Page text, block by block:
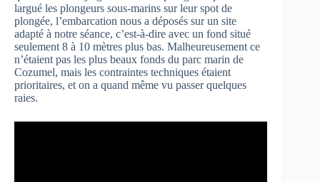
largué les plongeurs sous-marins sur leur spot de
plongée, l’embarcation nous a déposés sur un site
adapté à notre séance, c’est-à-dire avec un fond situé
seulement 8 à 10 mètres plus bas. Malheureusement ce
n’étaient pas les plus beaux fonds du parc marin de
Cozumel, mais les contraintes techniques étaient
prioritaires, et on a quand même vu passer quelques
raies.